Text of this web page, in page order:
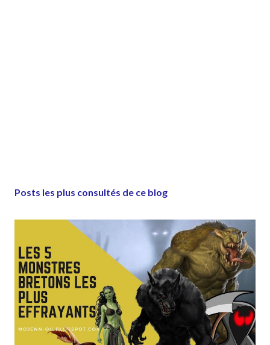
Posts les plus consultés de ce blog